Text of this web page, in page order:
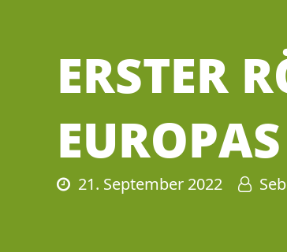
ERSTER
21. September 2022